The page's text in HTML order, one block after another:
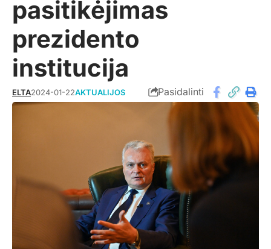
pasitikėjimas
prezidento
institucija
ELTA2024-01-22AKTUALIJOS Pasidalinti